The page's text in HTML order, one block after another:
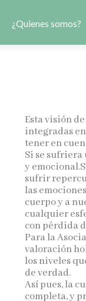
¿Quienes somos?
Esta visión
integradas
tener en
Si se
y
sufrir
las
cuerpo y a
cualquier
con pérdida
Para la
valoración
los niveles
de verdad.
Así pues, la
completa, y